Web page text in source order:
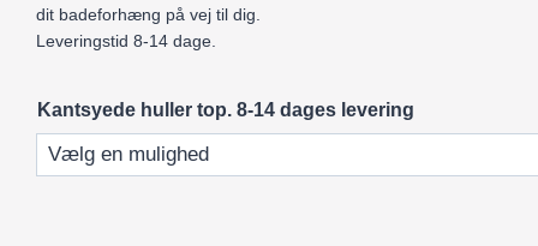
dit badeforhæng på vej til dig.
Leveringstid 8-14 dage.
Kantsyede huller top. 8-14 dages levering